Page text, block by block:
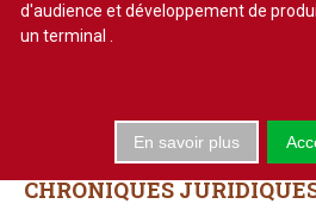
Commentaires d'arrêt
Sommaires
CHRONIQUES
d'audience et développement de
un terminal
En savoir plus